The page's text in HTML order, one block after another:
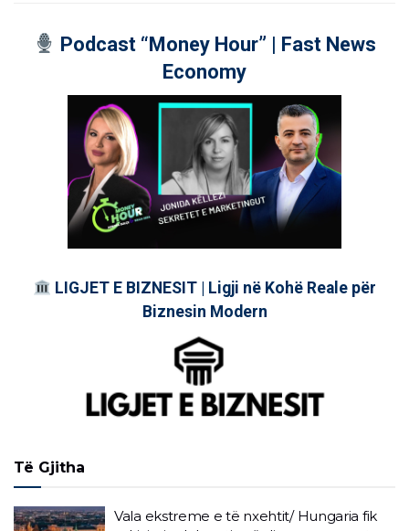
Podcast “Money Hour” | Fast News
Economy
LIGJET E BIZNESIT | Ligji në Kohë Reale për
Biznesin Modern
Të Gjitha
Vala ekstreme e të nxehtit/ Hungaria fik